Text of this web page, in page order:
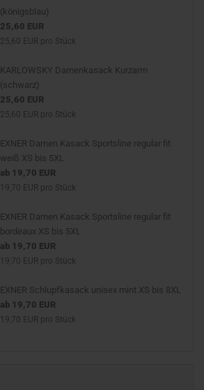
(königsblau)
25,60 EUR
25,60 EUR pro Stück
KARLOWSKY Damenkasack Kurzarm
(schwarz)
25,60 EUR
25,60 EUR pro Stück
EXNER Damen Kasack Sportsline regular fit
weiß XS bis 5XL
ab 19,70 EUR
19,70 EUR pro Stück
EXNER Damen Kasack Sportsline regular fit
bordeaux XS bis 5XL
ab 19,70 EUR
19,70 EUR pro Stück
EXNER Schlupfkasack unisex mint XS bis 8XL
ab 19,70 EUR
19,70 EUR pro Stück